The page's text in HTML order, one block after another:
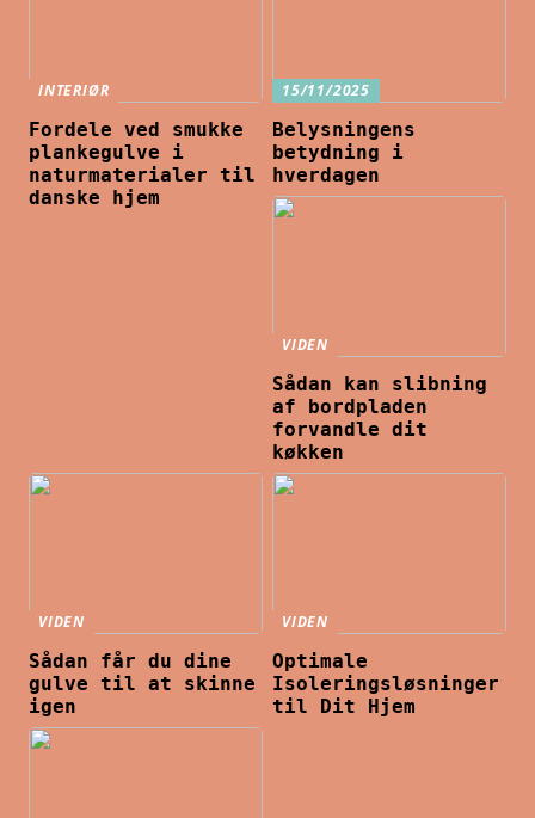
INTERIØR
Fordele ved smukke
plankegulve i
naturmaterialer til
danske hjem
15/11/2025
Belysningens
betydning i
hverdagen
VIDEN
Sådan kan slibning
af bordpladen
forvandle dit
køkken
VIDEN
Sådan får du dine
gulve til at skinne
igen
VIDEN
Optimale
Isoleringsløsninger
til Dit Hjem